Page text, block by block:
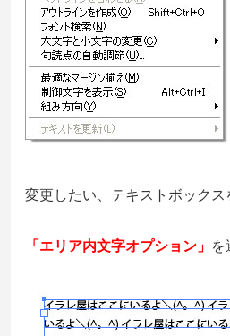
変更したい、テキストボックス
「エリア内文字オプション」 を